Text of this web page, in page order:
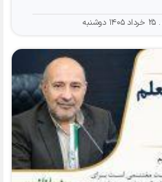
۲۵ خرداد ۱۴۰۵ دوشنبه